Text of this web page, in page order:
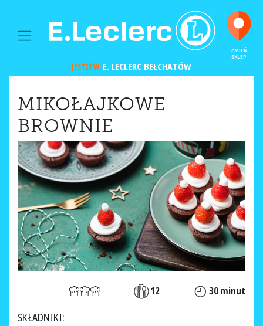
MAIN NAVIGATION
ZMIEŃ
SKLEP
JESTEŚ W: E. LECLERC BEŁCHATÓW
MIKOŁAJKOWE
BROWNIE
12 30 minut
SKŁADNIKI: